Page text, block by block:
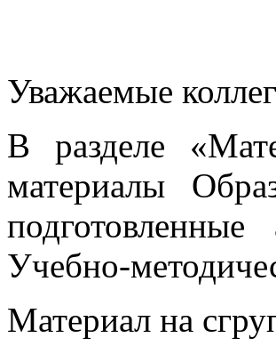
Уважаемые
В разделе
материалы
Учебно-
Материал на